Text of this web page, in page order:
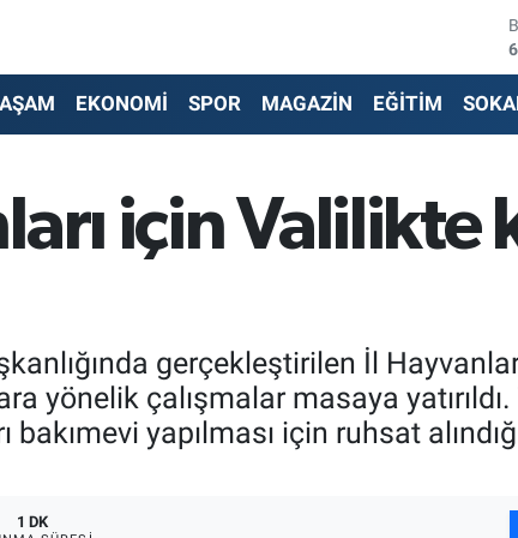
EKONOMİ SPOR MAGAZİN EĞİTİM
için Valilikte
gerçekleştirilen İl
yönelik çalışmalar masaya
yapılması için ruhsat
1 DK